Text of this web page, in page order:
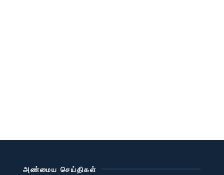
அண்மைய செய்திகள்